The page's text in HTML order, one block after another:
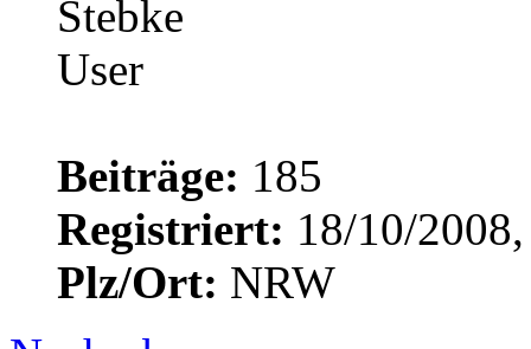
Beiträge: 185
Registriert: 18/10/
Plz/Ort: NRW